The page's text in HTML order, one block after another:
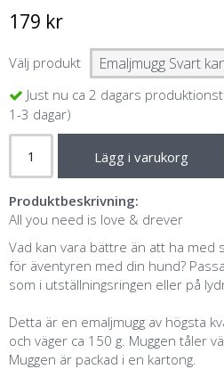
179 kr
Välj produkt
Just nu ca 2 dagars
1-3 dagar)
Lägg i varukorg
Produktbeskrivning:
All you need is love & drever
Vad kan vara bättre än att ha med
för äventyren med din hund?
som i utställningsringen eller på
Detta är en emaljmugg av högsta
och väger ca 150 g. Muggen tåler
Muggen är packad i en kartong.